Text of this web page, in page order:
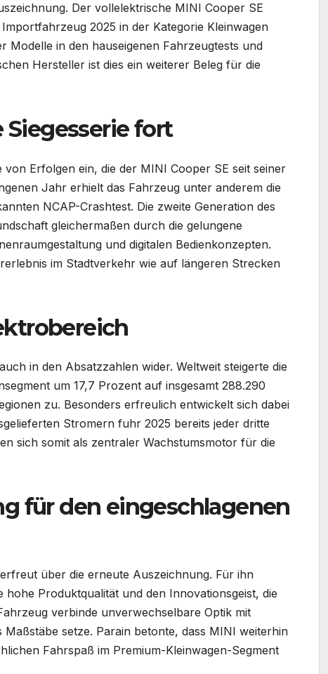
Der vollelektrische MINI Cooper SE
2025 in der Kategorie Kleinwagen
Modelle in den hauseigenen Fahrzeugtests und
Hersteller ist dies ein weiterer Beleg für die
fort
Erfolgen ein, die der MINI Cooper SE seit seiner
Jahr erhielt das Fahrzeug unter anderem die
NCAP-Crashtest. Die zweite Generation des
gleichermaßen durch die gelungene
und digitalen Bedienkonzepten.
im Stadtverkehr wie auf längeren Strecken
in den Absatzzahlen wider. Weltweit steigerte die
um 17,7 Prozent auf insgesamt 288.290
zu. Besonders erfreulich entwickelt sich dabei
Stromern fuhr 2025 bereits jeder dritte
sich somit als zentraler Wachstumsmotor für die
für den eingeschlagenen
über die erneute Auszeichnung. Für ihn
Produktqualität und den Innovationsgeist, die
verbinde unverwechselbare Optik mit
setze. Parain betonte, dass MINI weiterhin
Fahrspaß im Premium-Kleinwagen-Segment